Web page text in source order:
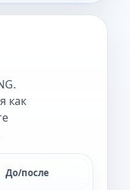
как
До/после